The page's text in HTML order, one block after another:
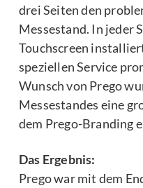
drei Seiten den
Messestand. In jeder
Touchscreen
speziellen Service
Wunsch von Prego
Messestandes eine
dem Prego-Branding
Das Ergebnis:
Prego war mit dem